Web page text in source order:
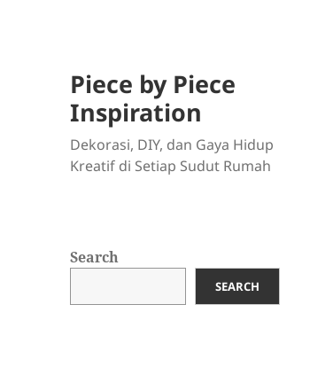
Piece by Piece
Inspiration
Dekorasi, DIY, dan Gaya Hidup
Kreatif di Setiap Sudut Rumah
Search
SEARCH